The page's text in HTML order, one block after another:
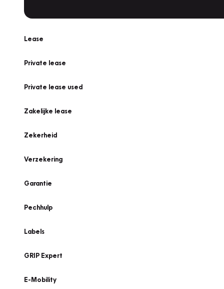
Lease
Private lease
Private lease used
Zakelijke lease
Zekerheid
Verzekering
Garantie
Pechhulp
Labels
GRIP Expert
E-Mobility